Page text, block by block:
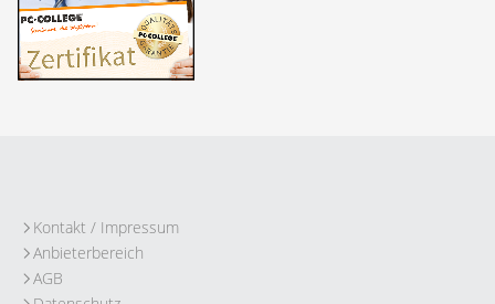
Kontakt / Impressum
Anbieterbereich
AGB